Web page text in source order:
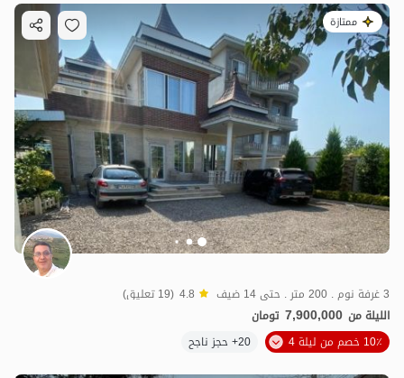
ممتازة
3 غرفة نوم . 200 متر . حتى 14 ضيف 4.8 (19 تعليق)
الليلة من 7,900,000 تومان
10٪ خصم من ليلة 4
20+ حجز ناجح